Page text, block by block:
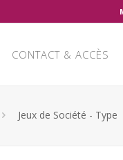
CONTACT & ACCÈS
Jeux de Société - Type